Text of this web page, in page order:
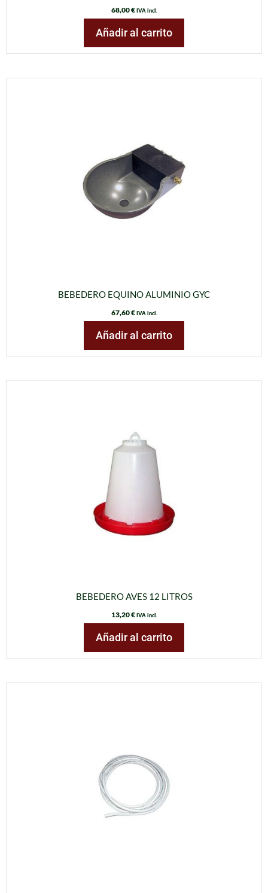
68,00€ IVA incl.
Añadir al carrito
BEBEDERO EQUINO ALUMINIO GYC
67,60€ IVA incl.
Añadir al carrito
BEBEDERO AVES 12 LITROS
13,20€ IVA incl.
Añadir al carrito